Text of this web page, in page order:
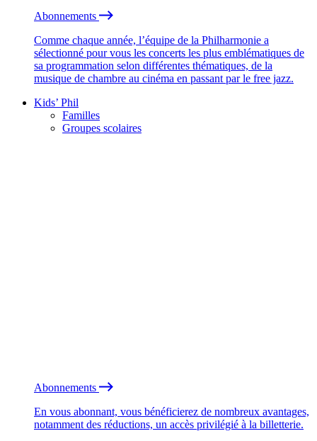
Abonnements
Comme chaque année, l’équipe de la Philharmonie a
sélectionné pour vous les concerts les plus emblématiques de
sa programmation selon différentes thématiques, de la
musique de chambre au cinéma en passant par le free jazz.
Kids’ Phil
Familles
Groupes scolaires
Abonnements
En vous abonnant, vous bénéficierez de nombreux avantages,
notamment des réductions, un accès privilégié à la billetterie.